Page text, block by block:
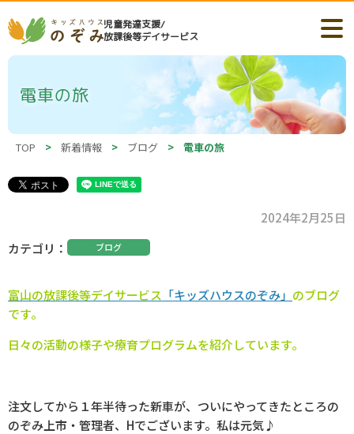
児童発達支援/
放課後等デイサービス
電車の旅
TOP > 新着情報 > ブログ > 電車の旅
2024年2月25日
カテゴリ
ブログ
富山の放課後等デイサービス 「キッズハウスのぞみ」 のブログ
です。
日々の活動の様子や療育プログラムを紹介しています。
注文してから１年半待った新車が、ついにやってきたところの
のぞみ上市・管理者、Hでございます。私は元気♪